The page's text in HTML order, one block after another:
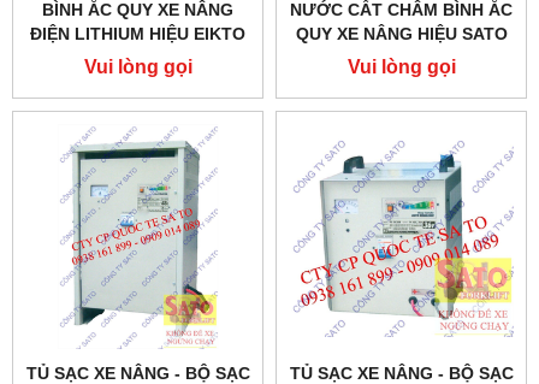
BÌNH ẮC QUY XE NÂNG
ĐIỆN LITHIUM HIỆU EIKTO
(EKT) 25.6V-150AH
Vui lòng gọi
NƯỚC CẤT CHÂM BÌNH ẮC
QUY XE NÂNG HIỆU SATO
Vui lòng gọi
TỦ SẠC XE NÂNG - BỘ SẠC
TỦ SẠC XE NÂNG - BỘ SẠC